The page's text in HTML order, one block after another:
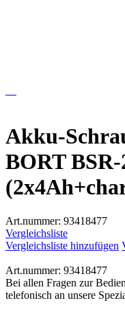
Akku-
BORT
Art.nummer: 93418477
Vergleichsliste
Vergleichsliste hinzufügen
Art.nummer: 93418477
Bei allen Fragen zur
telefonisch an unsere